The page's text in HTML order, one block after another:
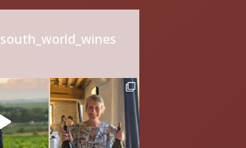
south_world_wines